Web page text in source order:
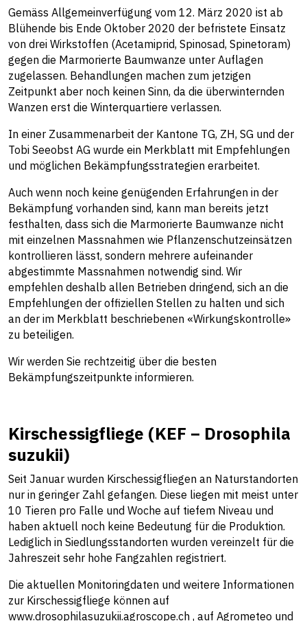
Gemäss Allgemeinverfügung vom 12. März 2020 ist ab
Blühende bis Ende Oktober 2020 der befristete Einsatz
von drei Wirkstoffen (Acetamiprid, Spinosad, Spinetoram)
gegen die Marmorierte Baumwanze unter Auflagen
zugelassen. Behandlungen machen zum jetzigen
Zeitpunkt aber noch keinen Sinn, da die überwinternden
Wanzen erst die Winterquartiere verlassen.
In einer Zusammenarbeit der Kantone TG, ZH, SG und der
Tobi Seeobst AG wurde ein Merkblatt mit Empfehlungen
und möglichen Bekämpfungsstrategien erarbeitet.
Auch wenn noch keine genügenden Erfahrungen in der
Bekämpfung vorhanden sind, kann man bereits jetzt
festhalten, dass sich die Marmorierte Baumwanze nicht
mit einzelnen Massnahmen wie Pflanzenschutzeinsätzen
kontrollieren lässt, sondern mehrere aufeinander
abgestimmte Massnahmen notwendig sind. Wir
empfehlen deshalb allen Betrieben dringend, sich an die
Empfehlungen der offiziellen Stellen zu halten und sich
an der im Merkblatt beschriebenen «Wirkungskontrolle»
zu beteiligen.
Wir werden Sie rechtzeitig über die besten
Bekämpfungszeitpunkte informieren.
Kirschessigfliege (KEF – Drosophila
suzukii)
Seit Januar wurden Kirschessigfliegen an Naturstandorten
nur in geringer Zahl gefangen. Diese liegen mit meist unter
10 Tieren pro Falle und Woche auf tiefem Niveau und
haben aktuell noch keine Bedeutung für die Produktion.
Lediglich in Siedlungsstandorten wurden vereinzelt für die
Jahreszeit sehr hohe Fangzahlen registriert.
Die aktuellen Monitoringdaten und weitere Informationen
zur Kirschessigfliege können auf
www.drosophilasuzukii.agroscope.ch , auf Agrometeo und